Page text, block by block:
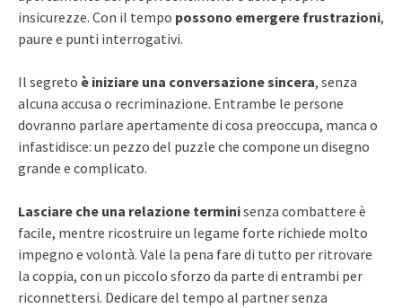
insicurezze. Con il tempo possono emergere frustrazioni,
paure e punti interrogativi.
Il segreto è iniziare una conversazione sincera, senza
alcuna accusa o recriminazione. Entrambe le persone
dovranno parlare apertamente di cosa preoccupa, manca o
infastidisce: un pezzo del puzzle che compone un disegno
grande e complicato.
Lasciare che una relazione terminisenza combattere è
facile, mentre ricostruire un legame forte richiede molto
impegno e volontà. Vale la pena fare di tutto per ritrovare
la coppia, con un piccolo sforzo da parte di entrambi per
riconnettersi. Dedicare del tempo al partner senza